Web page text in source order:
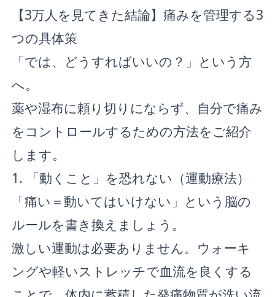
【3万人を見てきた結論】痛みを管理する3
つの具体策
「では、どうすればいいの？」という方
へ。
薬や湿布に頼り切りにならず、自分で痛み
をコントロールするための方法をご紹介
します。
1. 「動くこと」を恐れない（運動療法）
「痛い＝動いてはいけない」という脳の
ルールを書き換えましょう。
激しい運動は必要ありません。ウォーキ
ングや軽いストレッチで血流を良くする